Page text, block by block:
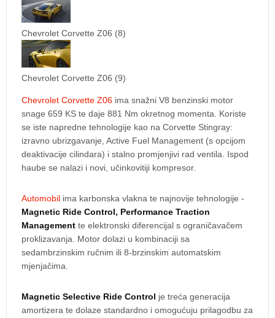
Chevrolet Corvette Z06 (8)
Chevrolet Corvette Z06 (9)
Chevrolet Corvette Z06 ima snažni V8 benzinski motor
snage 659 KS te daje 881 Nm okretnog momenta. Koriste
se iste napredne tehnologije kao na Corvette Stingray:
izravno ubrizgavanje, Active Fuel Management (s opcijom
deaktivacije cilindara) i stalno promjenjivi rad ventila. Ispod
haube se nalazi i novi, učinkovitiji kompresor.
Automobil ima karbonska vlakna te najnovije tehnologije -
Magnetic Ride Control, Performance Traction
Management te elektronski diferencijal s ograničavačem
proklizavanja. Motor dolazi u kombinaciji sa
sedambrzinskim ručnim ili 8-brzinskim automatskim
mjenjačima.
Magnetic Selective Ride Control je treća generacija
amortizera te dolaze standardno i omogućuju prilagodbu za